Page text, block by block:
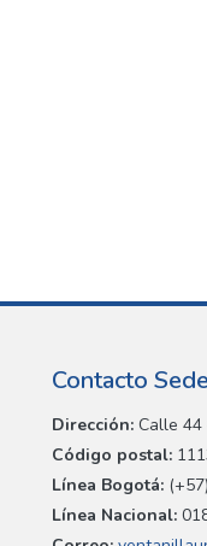
Contacto
Dirección: Calle 44
Código postal:
Línea Bogotá:
Línea Nacional: